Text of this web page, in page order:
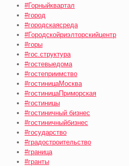
#Горныйквартал
#город
#городскаясреда
#Городскойриэлторскийцентр
#горы
#гос.структура
#гостевыедома
#гостеприимство
#гостиницаМосква
#гостиницаПриморская
#гостиницы
#гостиничный бизнес
#гостиничныйбизнес
#государство
#градостроительство
#граница
#гранты